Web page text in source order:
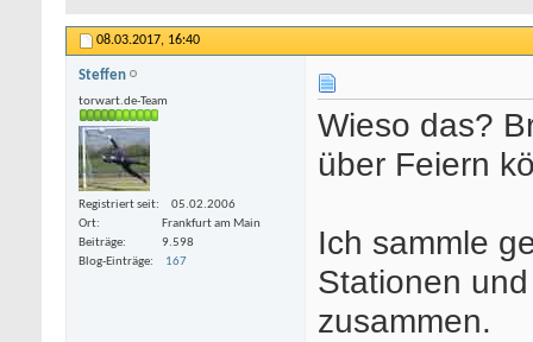
08.03.2017, 16:40
Steffen
torwart.de-Team
Registriert seit
05.02.2006
Ort
Frankfurt am Main
Beiträge
9.598
Blog-Einträge
167
Wieso das?
über Feiern
Ich sammle
Stationen
zusammen.